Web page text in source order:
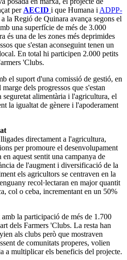
per AECID i que Humana i ADPP-
la Regió de Quinara avança segons el
una superfície de més de 3.000
és una de les zones més deprimides
que s'estan aconseguint tenen un
En total hi participen 2.000 petits
'Clubs.
el suport d'una comissió de gestió, en
dels progressos que s'estan
seguretat alimentària i l'agricultura, el
la igualtat de gènere i l'apoderament
directament a l'agricultura,
per promoure el desenvolupament
aquest sentit una campanya de
de l'augment i diversificació de la
els agricultors se centraven en la
recol·lectaran en major quantit
col o ceba, incrementant en un 50%
la participació de més de 1.700
dels Farmers 'Clubs. La resta han
als clubs però que mostraven
de comunitats properes, volien
a multiplicar els beneficis del projecte.